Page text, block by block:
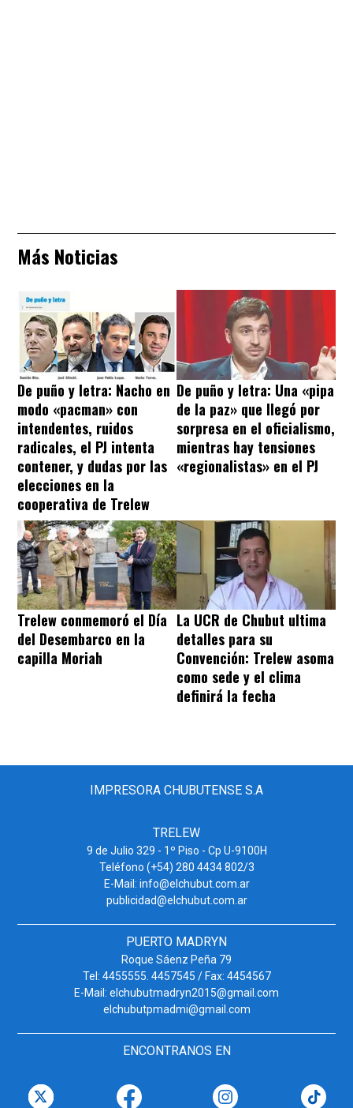
Más Noticias
De puño y letra: Nacho en
modo «pacman» con
intendentes, ruidos
radicales, el PJ intenta
contener, y dudas por las
elecciones en la
cooperativa de Trelew
De puño y letra: Una «pipa
de la paz» que llegó por
sorpresa en el oficialismo,
mientras hay tensiones
«regionalistas» en el PJ
Trelew conmemoró el Día
del Desembarco en la
capilla Moriah
La UCR de Chubut ultima
detalles para su
Convención: Trelew asoma
como sede y el clima
definirá la fecha
IMPRESORA CHUBUTENSE S.A
TRELEW
9 de Julio 329 - 1º Piso - Cp U-9100H
Teléfono (+54) 280 4434 802/3
E-Mail: info@elchubut.com.ar
publicidad@elchubut.com.ar
PUERTO MADRYN
Roque Sáenz Peña 79
Tel: 4455555. 4457545 / Fax: 4454567
E-Mail: elchubutmadryn2015@gmail.com
elchubutpmadmi@gmail.com
ENCONTRANOS EN